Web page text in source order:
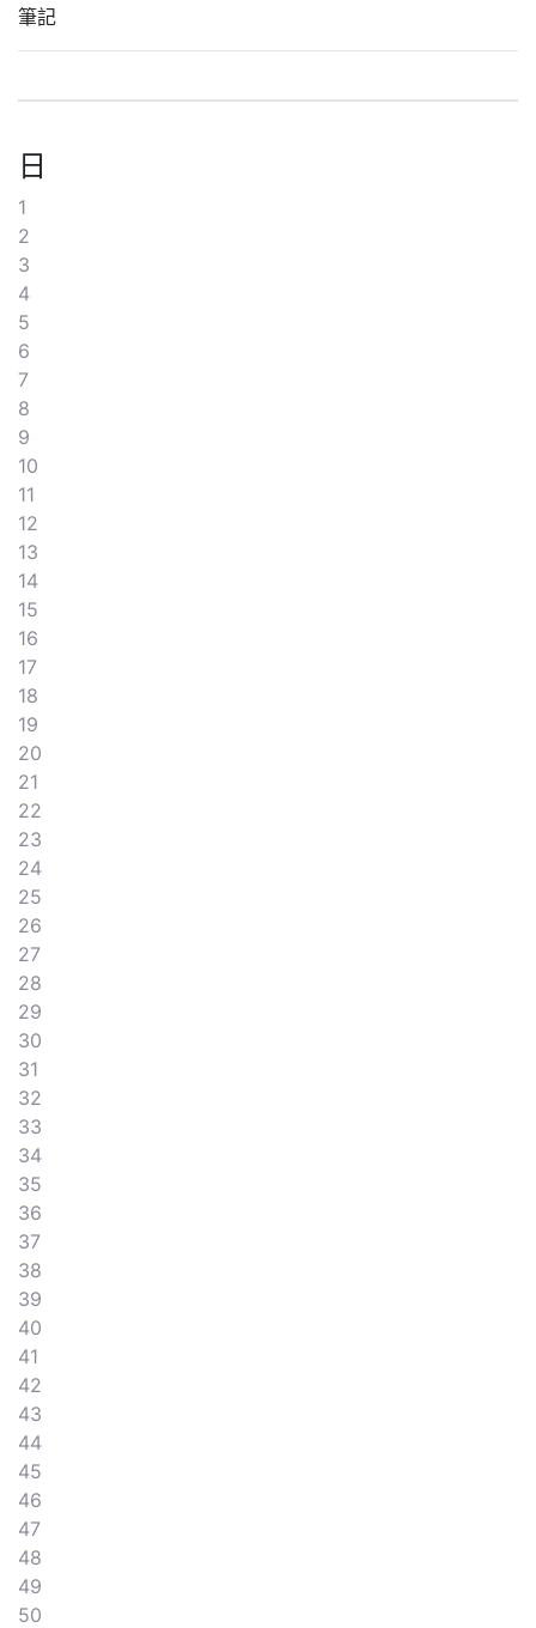
筆記
日
1
2
3
4
5
6
7
8
9
10
11
12
13
14
15
16
17
18
19
20
21
22
23
24
25
26
27
28
29
30
31
32
33
34
35
36
37
38
39
40
41
42
43
44
45
46
47
48
49
50